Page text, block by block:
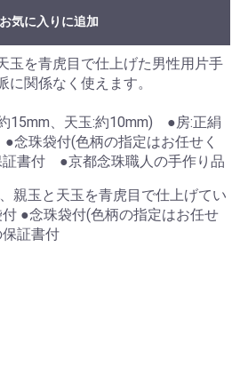
お気に入りに追加
玉を青虎目で仕上げた男性用片手
に関係なく使えます。
15mm、天玉:約10mm) ●房:正絹
珠袋付(色柄の指定はお任せく
書付 ●京都念珠職人の手作り品
親玉と天玉を青虎目で仕上げてい
●念珠袋付(色柄の指定はお任せ
証書付